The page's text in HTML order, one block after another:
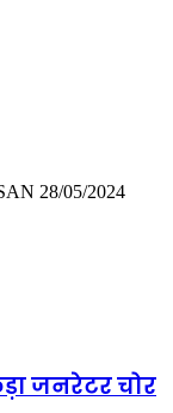
Send
28/05/2024
जनरेटर चोर